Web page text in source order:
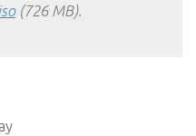
(726 MB).